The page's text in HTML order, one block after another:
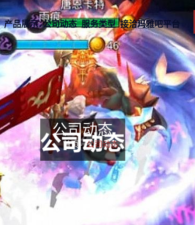
产品展示 公司动态 服务类型 接洽玛雅吧平台
公司动态
首页- 公司动态